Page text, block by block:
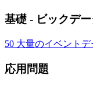
基礎 - ビックデ
50 大量のイベント
応用問題